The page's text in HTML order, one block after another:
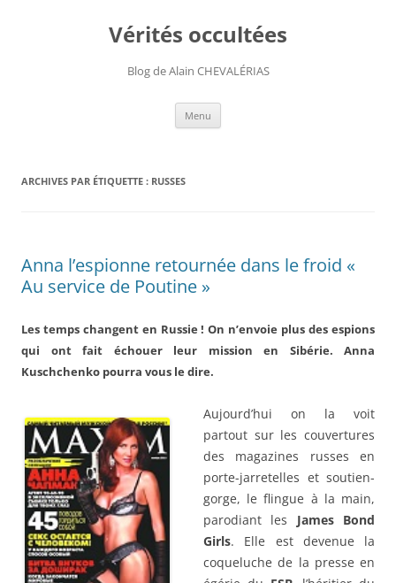
Vérités occultées
Blog de Alain CHEVALÉRIAS
Menu
ARCHIVES PAR ÉTIQUETTE : RUSSES
Anna l’espionne retournée dans le froid «
Au service de Poutine »
Les temps changent en Russie ! On n’envoie plus des espions
qui ont fait échouer leur mission en Sibérie. Anna
Kuschchenko pourra vous le dire.
Aujourd’hui on la voit
partout sur les couvertures
des magazines russes en
porte-jarretelles et soutien-
gorge, le flingue à la main,
parodiant les James Bond
Girls. Elle est devenue la
coqueluche de la presse en